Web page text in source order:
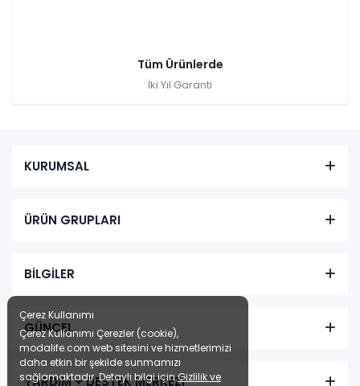
Tüm Ürünlerde
İki Yıl Garanti
KURUMSAL
ÜRÜN GRUPLARI
BİLGİLER
GÜNCEL
YARDIM + DESTEK MERKEZİ
Çerez Kullanımı
Çerez Kullanımı Çerezler (cookie),
modalife.com web sitesini ve hizmetlerimizi
daha etkin bir şekilde sunmamızı
sağlamaktadır. Detaylı bilgi içinGizlilik ve